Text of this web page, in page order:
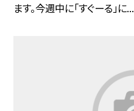
ます。今週中に「すぐーる」に...